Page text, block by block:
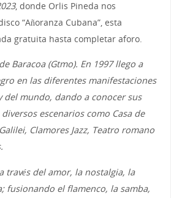
, donde Orlis Pineda nos
“Añoranza Cubana”, esta
gratuita hasta completar aforo.
Baracoa (Gtmo). En 1997 llego a
en las diferentes manifestaciones
del mundo, dando a conocer sus
escenarios como Casa de
Clamores Jazz, Teatro romano
través del amor, la nostalgia, la
fusionando el flamenco, la samba,